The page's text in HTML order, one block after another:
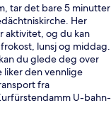
tar det bare 5 minutter
Her
aktivitet, og du kan
lunsj og middag.
du glede deg over
liker den vennlige
fra
U-bahn-
U-bahn-stasjon.